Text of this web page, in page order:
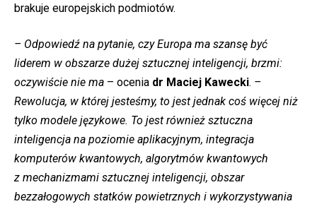
brakuje europejskich podmiotów.
– Odpowiedź na pytanie, czy Europa ma szansę być
liderem w obszarze dużej sztucznej inteligencji, brzmi:
oczywiście nie ma – ocenia dr Maciej Kawecki. –
Rewolucja, w której jesteśmy, to jest jednak coś więcej niż
tylko modele językowe. To jest również sztuczna
inteligencja na poziomie aplikacyjnym, integracja
komputerów kwantowych, algorytmów kwantowych
z mechanizmami sztucznej inteligencji, obszar
bezzałogowych statków powietrznych i wykorzystywania